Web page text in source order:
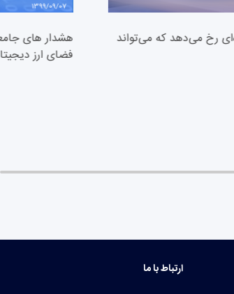
رخ می‌دهد که می‌تواند
1399/09/07
هشدار های
فضای ارز
ارتباط با ما